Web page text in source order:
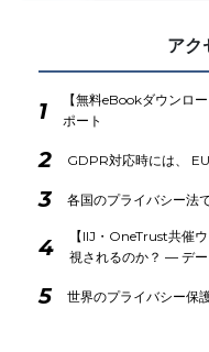
アク
1
【無料eBookダウンロ
ポート
2 GDPR対応時には、
3 各国のプライバシー法
4
【IIJ・OneTrust共催
視されるのか？ ― デ
5 世界のプライバシー保